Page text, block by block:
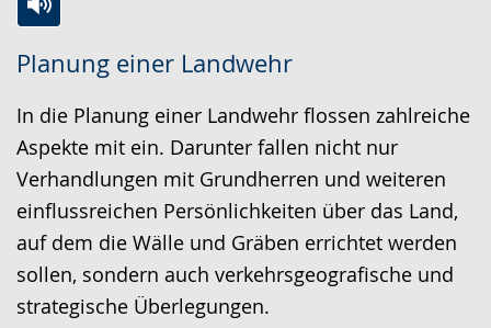
Planung einer Landwehr
Leichten
Sprache
wechseln.
Audio-
Unterstützung.
Video
in
Deutscher
Gebärdensprache
wird
angezeigt.
In die Planung einer Landwehr flossen zahlreiche
Aspekte mit ein. Darunter fallen nicht nur
Verhandlungen mit Grundherren und weiteren
einflussreichen Persönlichkeiten über das Land,
auf dem die Wälle und Gräben errichtet werden
sollen, sondern auch verkehrsgeografische und
strategische Überlegungen.